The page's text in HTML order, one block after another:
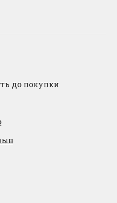
до покупки